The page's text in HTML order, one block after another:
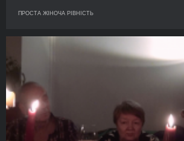
ПРОСТА ЖІНОЧА РІВНІСТЬ